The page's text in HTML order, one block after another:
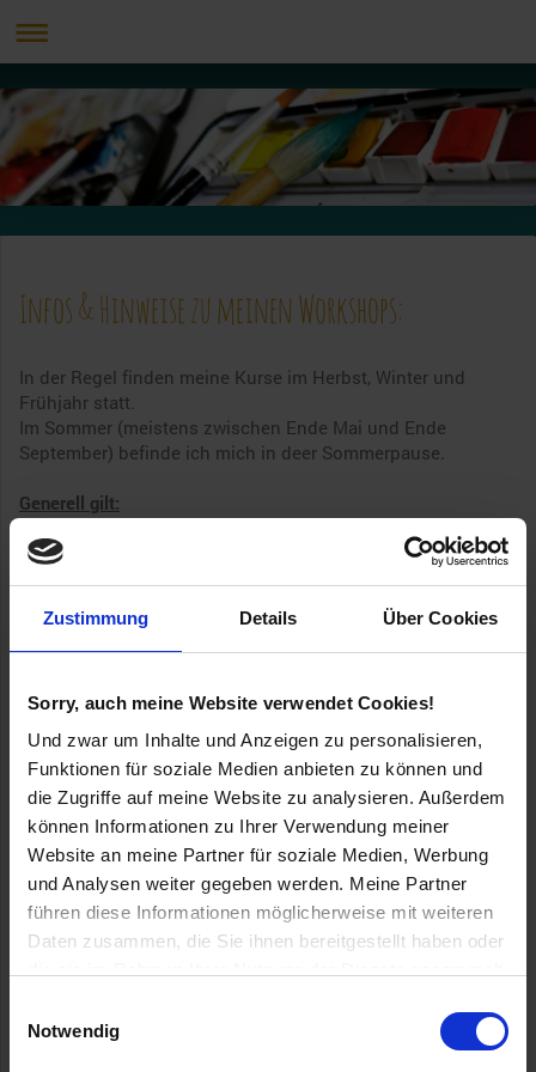
Zustimmung Details Über Cookies
Sorry, auch meine Website verwendet Cookies!
Und zwar um Inhalte und Anzeigen zu personalisieren,
Funktionen für soziale Medien anbieten zu können und
die Zugriffe auf meine Website zu analysieren. Außerdem
können Informationen zu Ihrer Verwendung meiner
Website an meine Partner für soziale Medien, Werbung
und Analysen weiter gegeben werden. Meine Partner
führen diese Informationen möglicherweise mit weiteren
Daten zusammen, die Sie ihnen bereitgestellt haben oder
Notwendig
Infos & Hinweise zu meinen Workshops:
In der Regel finden meine Kurse im Herbst, Winter und
Frühjahr statt.
Im Sommer (meistens zwischen Ende Mai und Ende
September) befinde ich mich in deer Sommerpause.
Generell gilt:
sind NICHT erforderlich, wenn es nicht
anders in der Kursbeschreibung erwähnt ist. Werfe
deine Scheu über Bord! ;)
(BEI der Anmeldung) bitte mit mir besprochen werden!
Nur so kann ich auf deine individuellen
Voraussetzungen eingehen und negative
Auswikungen auf Vorbelastungen ausschließen.
Bei einer
aktuellen Psychotherpie / Coaching /
ärztlichen Behandlungbespreche bitte vorab mit
deiner*m Therapeut*in / Coach / Ärzt*in ob die
Teilnahme am Kurs für dich geeignet ist. Ebenfalls
bitte ich dich mich bei Anmeldung darüber zu
informieren.
Kunsttherapeutische Workshops: